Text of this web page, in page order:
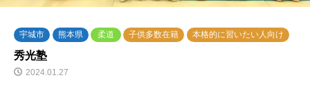
宇城市 熊本県 柔道 子供多数在籍 本格的に習いたい人向け
秀光塾
2024.01.27